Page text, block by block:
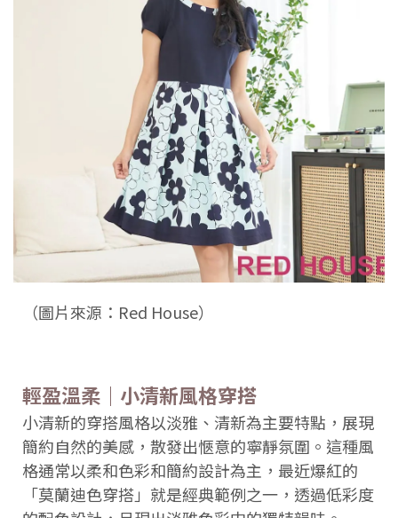
（圖片來源：Red House）
輕盈溫柔｜小清新風格穿搭
小清新的穿搭風格以淡雅、清新為主要特點，展現
簡約自然的美感，散發出愜意的寧靜氛圍。這種風
格通常以柔和色彩和簡約設計為主，最近爆紅的
「莫蘭迪色穿搭」就是經典範例之一，透過低彩度